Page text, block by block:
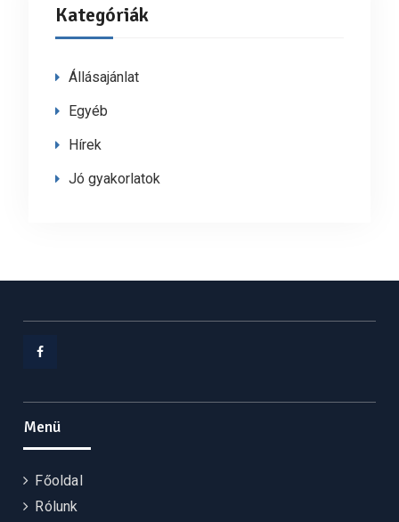
Kategóriák
Állásajánlat
Egyéb
Hírek
Jó gyakorlatok
Menü
Főoldal
Rólunk